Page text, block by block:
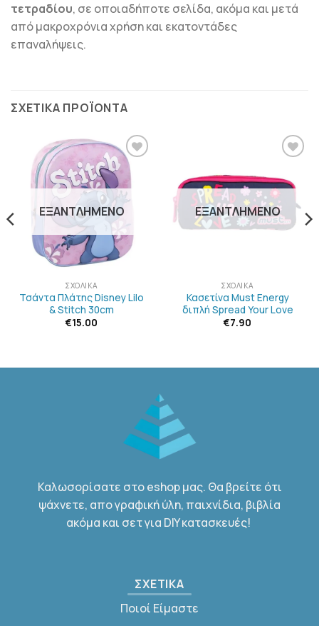
τετραδίου, σε οποιαδήποτε σελίδα, ακόμα και μετά
από μακροχρόνια χρήση και εκατοντάδες
επαναλήψεις.
ΣΧΕΤΙΚΆ ΠΡΟΪΌΝΤΑ
ΠΡΟΣΘΉΚΗ
ΣΤΗΝ
ΛΊΣΤΑ
ΕΠΙΘΥΜΙΏΝ
ΕΞΑΝΤΛΗΜΈΝΟ
ΣΧΟΛΙΚΆ
Τσάντα Πλάτης Disney Lilo
& Stitch 30cm
€15.00
ΣΤΗΝ
ΛΊΣΤΑ
ΕΠΙΘΥΜΙΏΝ
ΕΞΑΝΤΛΗΜΈΝΟ
ΣΧΟΛΙΚΆ
Κασετίνα Must Energy
διπλή Spread Your Love
€7.90
Καλωσορίσατε στο eshop μας. Θα βρείτε ότι
ψάχνετε, απο γραφική ύλη, παιχνίδια, βιβλία
ακόμα και σετ για DIY κατασκευές!
ΣΧΕΤΙΚΑ
Ποιοί Είμαστε